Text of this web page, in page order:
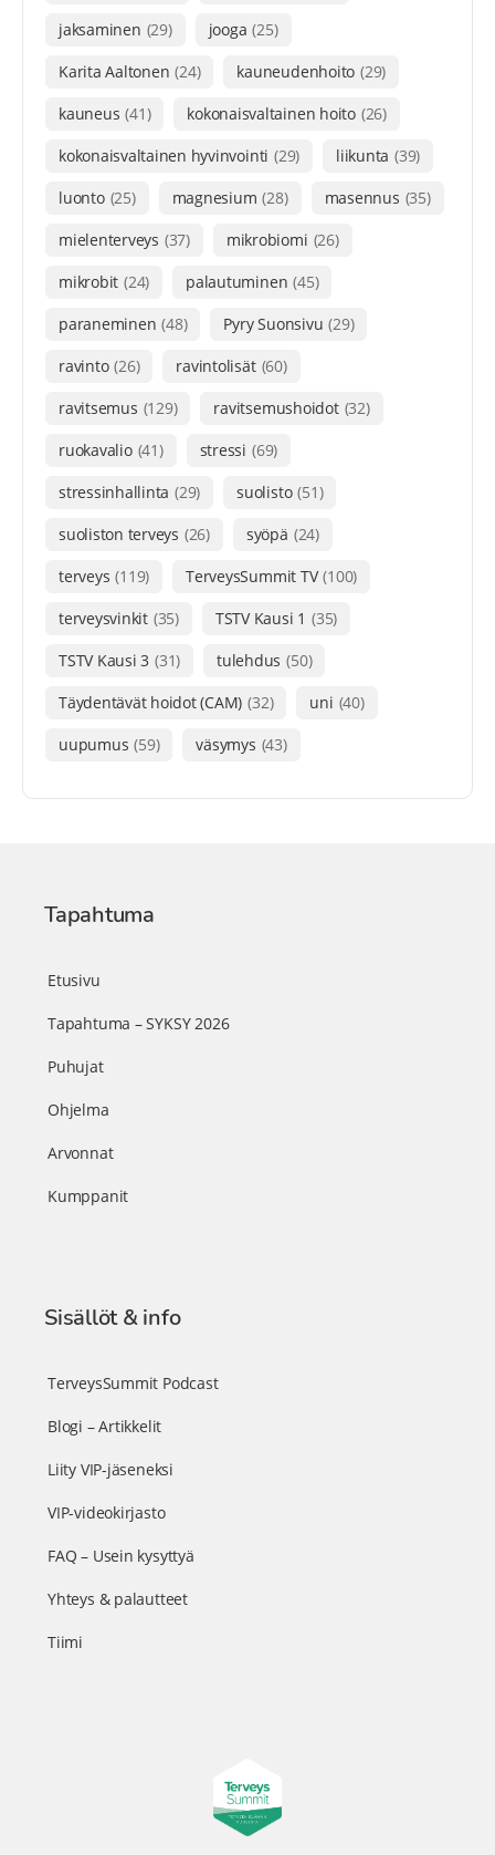
jaksaminen (29) jooga (25)
Karita Aaltonen (24) kauneudenhoito (29)
kauneus (41) kokonaisvaltainen hoito (26)
kokonaisvaltainen hyvinvointi (29) liikunta (39)
luonto (25) magnesium (28) masennus (35)
mielenterveys (37) mikrobiomi (26)
mikrobit (24) palautuminen (45)
paraneminen (48) Pyry Suonsivu (29)
ravinto (26) ravintolisät (60)
ravitsemus (129) ravitsemushoidot (32)
ruokavalio (41) stressi (69)
stressinhallinta (29) suolisto (51)
suoliston terveys (26) syöpä (24)
terveys (119) TerveysSummit TV (100)
terveysvinkit (35) TSTV Kausi 1 (35)
TSTV Kausi 3 (31) tulehdus (50)
Täydentävät hoidot (CAM) (32) uni (40)
uupumus (59) väsymys (43)
Tapahtuma
Etusivu
Tapahtuma – SYKSY 2026
Puhujat
Ohjelma
Arvonnat
Kumppanit
Sisällöt & info
TerveysSummit Podcast
Blogi – Artikkelit
Liity VIP-jäseneksi
VIP-videokirjasto
FAQ – Usein kysyttyä
Yhteys & palautteet
Tiimi